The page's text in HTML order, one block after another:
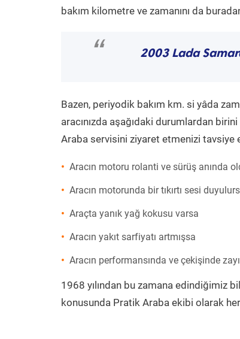
bakım kilometre ve zamanını da
“ 2003 Lada
Bazen, periyodik bakım km. si yâda
aracınızda aşağıdaki durumlardan
Araba servisini ziyaret etmenizi tavsiye
Aracın motoru rolanti ve sürüş anında
Aracın motorunda bir tıkırtı sesi
Araçta yanık yağ kokusu varsa
Aracın yakıt sarfiyatı artmışsa
Aracın performansında ve çekişinde
1968 yılından bu zamana edindiğimiz
konusunda Pratik Araba ekibi olarak her